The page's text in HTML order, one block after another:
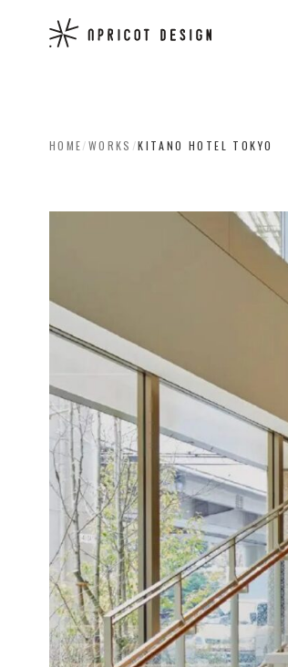
HOME/WORKS /KITANO HOTEL TOKYO